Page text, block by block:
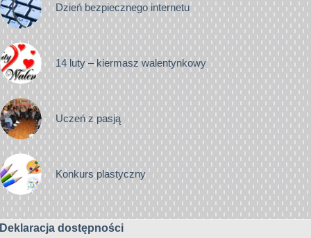
Dzień bezpiecznego internetu
14 luty – kiermasz walentynkowy
Uczeń z pasją
Konkurs plastyczny
Deklaracja dostępności